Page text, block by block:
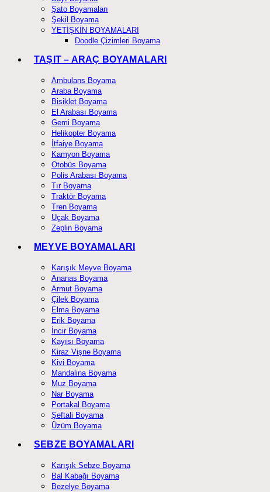
Şato Boyamaları
Şekil Boyama
YETİŞKİN BOYAMALARI
Doodle Çizimleri Boyama
TAŞIT – ARAÇ BOYAMALARI
Ambulans Boyama
Araba Boyama
Bisiklet Boyama
El Arabası Boyama
Gemi Boyama
Helikopter Boyama
İtfaiye Boyama
Kamyon Boyama
Otobüs Boyama
Polis Arabası Boyama
Tır Boyama
Traktör Boyama
Tren Boyama
Uçak Boyama
Zeplin Boyama
MEYVE BOYAMALARI
Karışık Meyve Boyama
Ananas Boyama
Armut Boyama
Çilek Boyama
Elma Boyama
Erik Boyama
İncir Boyama
Kayısı Boyama
Kiraz Vişne Boyama
Kivi Boyama
Mandalina Boyama
Muz Boyama
Nar Boyama
Portakal Boyama
Şeftali Boyama
Üzüm Boyama
SEBZE BOYAMALARI
Karışık Sebze Boyama
Bal Kabağı Boyama
Bezelye Boyama